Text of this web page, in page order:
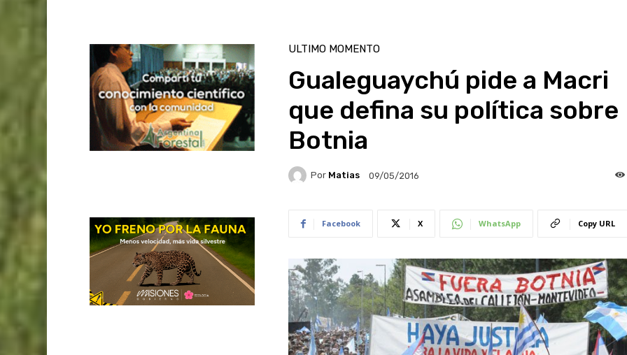
ULTIMO MOMENTO
Gualeguaychú pide a Macri
que defina su política sobre
Botnia
Por Matias 09/05/2016
Facebook X WhatsApp Copy URL